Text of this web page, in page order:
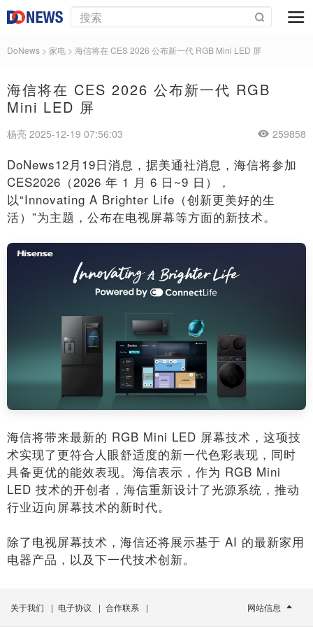
DoNews > 家电 > 海信将在 CES 2026 公布新一代 RGB Mini LED 屏
海信将在 CES 2026 公布新一代 RGB
Mini LED 屏
杨亮 2025-12-19 07:56:03 259858
DoNews12月19日消息，据美通社消息，海信将参加
CES2026（2026 年 1 月 6 日~9 日），
以“Innovating A Brighter Life（创新更美好的生
活）”为主题，公布在电视屏幕等方面的新技术。
海信将带来最新的 RGB Mini LED 屏幕技术，这项技
术实现了更符合人眼舒适度的新一代色彩表现，同时
具备更优的能效表现。海信表示，作为 RGB Mini
LED 技术的开创者，海信重新设计了光源系统，推动
行业迈向屏幕技术的新时代。
除了电视屏幕技术，海信还将展示基于 AI 的最新家用
电器产品，以及下一代技术创新。
关于我们 | 电子协议 | 合作联系 | 网站信息